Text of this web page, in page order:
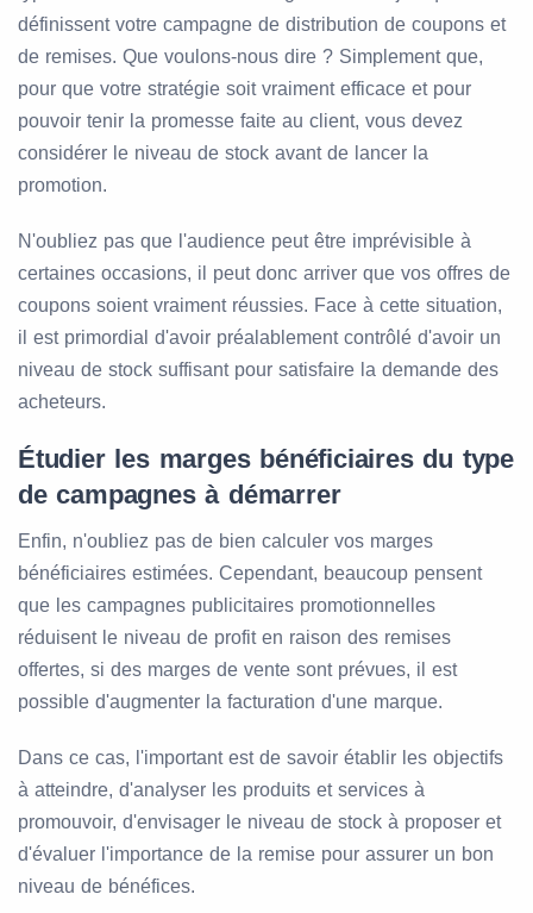
définissent votre campagne de distribution de coupons et
de remises. Que voulons-nous dire ? Simplement que,
pour que votre stratégie soit vraiment efficace et pour
pouvoir tenir la promesse faite au client, vous devez
considérer le niveau de stock avant de lancer la
promotion.
N'oubliez pas que l'audience peut être imprévisible à
certaines occasions, il peut donc arriver que vos offres de
coupons soient vraiment réussies. Face à cette situation,
il est primordial d'avoir préalablement contrôlé d'avoir un
niveau de stock suffisant pour satisfaire la demande des
acheteurs.
Étudier les marges bénéficiaires du type
de campagnes à démarrer
Enfin, n'oubliez pas de bien calculer vos marges
bénéficiaires estimées. Cependant, beaucoup pensent
que les campagnes publicitaires promotionnelles
réduisent le niveau de profit en raison des remises
offertes, si des marges de vente sont prévues, il est
possible d'augmenter la facturation d'une marque.
Dans ce cas, l'important est de savoir établir les objectifs
à atteindre, d'analyser les produits et services à
promouvoir, d'envisager le niveau de stock à proposer et
d'évaluer l'importance de la remise pour assurer un bon
niveau de bénéfices.